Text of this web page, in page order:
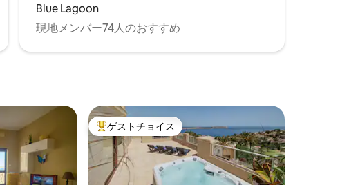
Blue Lagoon
現地メンバー74人のおすすめ
大好評のゲストチョイスです。
ゲストチョイス